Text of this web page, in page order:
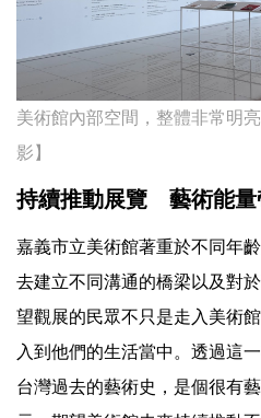
美術館內部空間，整體非常明
影】
持續推動展覽 藝術能量
嘉義市立美術館著重於不同年
去建立不同溝通的橋梁以及對
望觀展的民眾不只是走入美術
入到他們的生活當中。透過這
台灣過去的藝術史，是個很有